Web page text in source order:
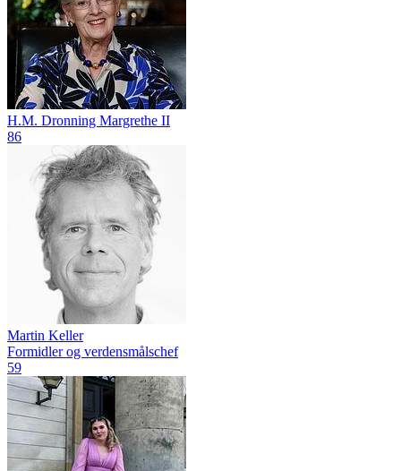
H.M. Dronning Margrethe II
86
Martin Keller
Formidler og verdensmålschef
59